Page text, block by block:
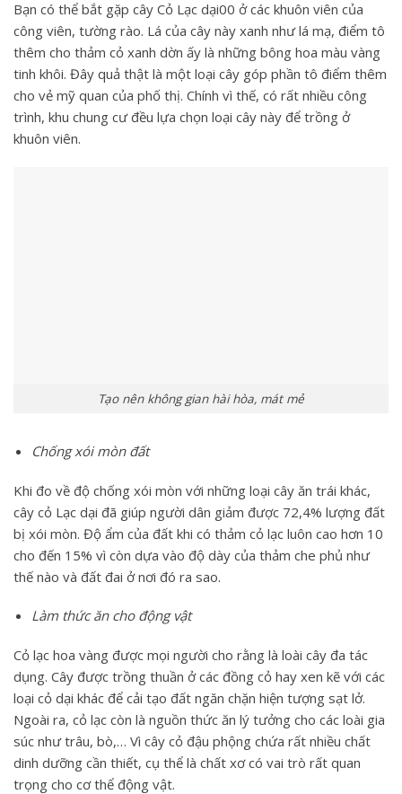
Bạn có thể bắt gặp cây Cỏ Lạc dại00 ở các khuôn viên của
công viên, tường rào. Lá của cây này xanh như lá mạ, điểm tô
thêm cho thảm cỏ xanh dờn ấy là những bông hoa màu vàng
tinh khôi. Đây quả thật là một loại cây góp phần tô điểm thêm
cho vẻ mỹ quan của phố thị. Chính vì thế, có rất nhiều công
trình, khu chung cư đều lựa chọn loại cây này để trồng ở
khuôn viên.
Tạo nên không gian hài hòa, mát mẻ
Chống xói mòn đất
Khi đo về độ chống xói mòn với những loại cây ăn trái khác,
cây cỏ Lạc dại đã giúp người dân giảm được 72,4% lượng đất
bị xói mòn. Độ ẩm của đất khi có thảm cỏ lạc luôn cao hơn 10
cho đến 15% vì còn dựa vào độ dày của thảm che phủ như
thế nào và đất đai ở nơi đó ra sao.
Làm thức ăn cho động vật
Cỏ lạc hoa vàng được mọi người cho rằng là loài cây đa tác
dụng. Cây được trồng thuần ở các đồng cỏ hay xen kẽ với các
loại cỏ dại khác để cải tạo đất ngăn chặn hiện tượng sạt lở.
Ngoài ra, cỏ lạc còn là nguồn thức ăn lý tưởng cho các loài gia
súc như trâu, bò,… Vì cây cỏ đậu phộng chứa rất nhiều chất
dinh dưỡng cần thiết, cụ thể là chất xơ có vai trò rất quan
trọng cho cơ thể động vật.